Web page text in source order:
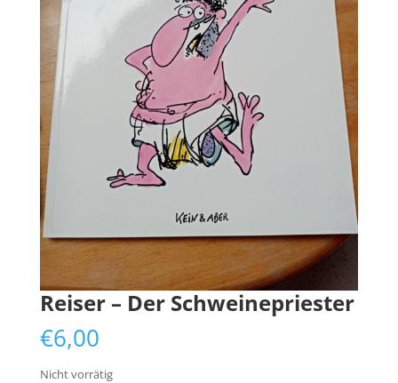
Reiser – Der Schweinepriester
€6,00
Nicht vorrätig